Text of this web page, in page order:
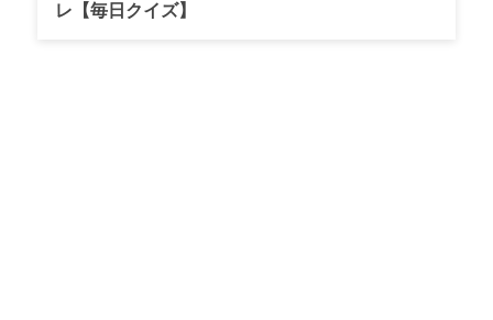
レ【毎日クイズ】